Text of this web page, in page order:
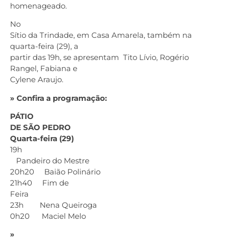
homenageado.
No
Sítio da Trindade, em Casa Amarela, também na
quarta-feira (29), a
partir das 19h, se apresentam Tito Lívio, Rogério
Rangel, Fabiana e
Cylene Araujo.
» Confira a programação:
PÁTIO
DE SÃO PEDRO
Quarta-feira (29)
19h
Pandeiro do Mestre
20h20 Baião Polinário
21h40 Fim de
Feira
23h Nena Queiroga
0h20 Maciel Melo
»